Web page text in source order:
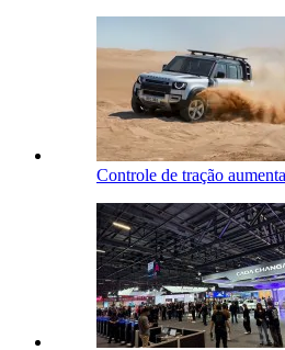
Controle de tração